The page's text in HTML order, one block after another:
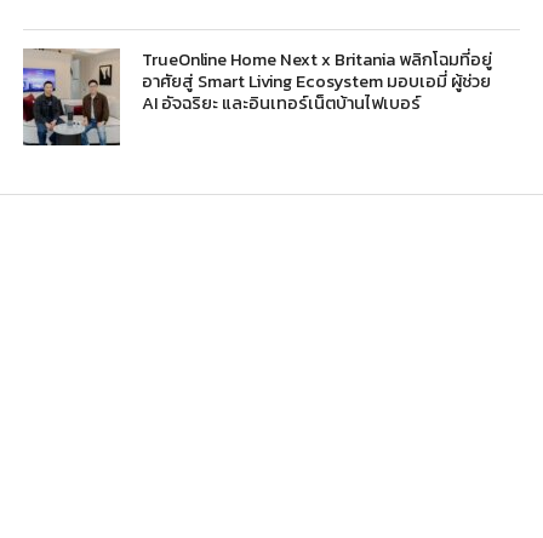
TrueOnline Home Next x Britania พลิกโฉมที่อยู่
อาศัยสู่ Smart Living Ecosystem มอบเอมี่ ผู้ช่วย
AI อัจฉริยะ และอินเทอร์เน็ตบ้านไฟเบอร์